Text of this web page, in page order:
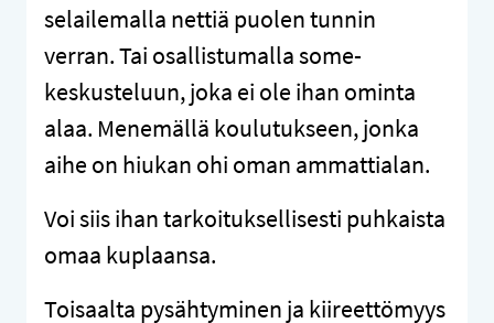
selailemalla nettiä puolen tunnin
verran. Tai osallistumalla some-
keskusteluun, joka ei ole ihan ominta
alaa. Menemällä koulutukseen, jonka
aihe on hiukan ohi oman ammattialan.
Voi siis ihan tarkoituksellisesti puhkaista
omaa kuplaansa.
Toisaalta pysähtyminen ja kiireettömyys